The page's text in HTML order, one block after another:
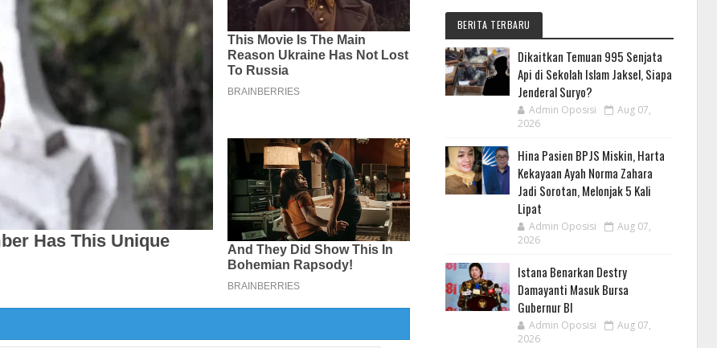
BERITA TERBARU
Dikaitkan Temuan 995 Senjata
Api di Sekolah Islam Jaksel, Siapa
Jenderal Suryo?
Admin Oposisi
Aug 07,
2026
Hina Pasien BPJS Miskin, Harta
Kekayaan Ayah Norma Zahara
Jadi Sorotan, Melonjak 5 Kali
Lipat
Admin Oposisi
Aug 07,
2026
Istana Benarkan Destry
Damayanti Masuk Bursa
Gubernur BI
Admin Oposisi
Aug 07,
2026